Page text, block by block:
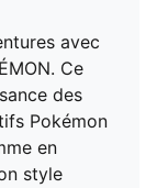
avec
Ce
des
Pokémon
en
style